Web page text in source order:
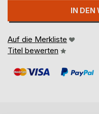
IN DEN
Auf die Merkliste
Titel bewerten